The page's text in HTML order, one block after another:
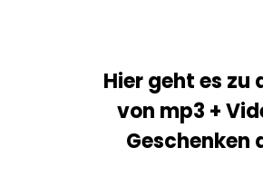
Hier geht es zu
von mp3 +
Geschenken